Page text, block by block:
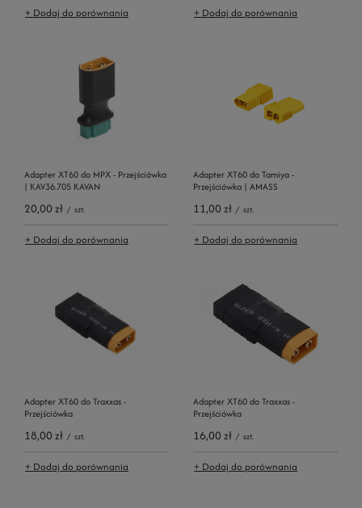
+ Dodaj do porównania + Dodaj do porównania
Adapter XT60 do MPX - Przejściówka
| KAV36.705 KAVAN
20,00 zł / szt.
+ Dodaj do porównania
Adapter XT60 do Tamiya -
Przejściówka | AMASS
11,00 zł / szt.
+ Dodaj do porównania
Adapter XT60 do Traxxas -
Przejściówka
18,00 zł / szt.
+ Dodaj do porównania
Adapter XT60 do Traxxas -
Przejściówka
16,00 zł / szt.
+ Dodaj do porównania